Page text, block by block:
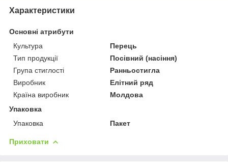
Характеристики
Основні атрибути
Культура
Перець
Тип продукції
Посівний (насіння)
Група стиглості
Ранньостигла
Виробник
Елітний ряд
Країна виробник
Молдова
Упаковка
Упаковка
Пакет
Приховати